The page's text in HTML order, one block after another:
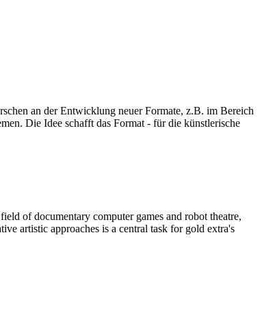
an der Entwicklung neuer Formate, z.B. im Bereich
Die Idee schafft das Format - für die künstlerische
of documentary computer games and robot theatre,
artistic approaches is a central task for gold extra's